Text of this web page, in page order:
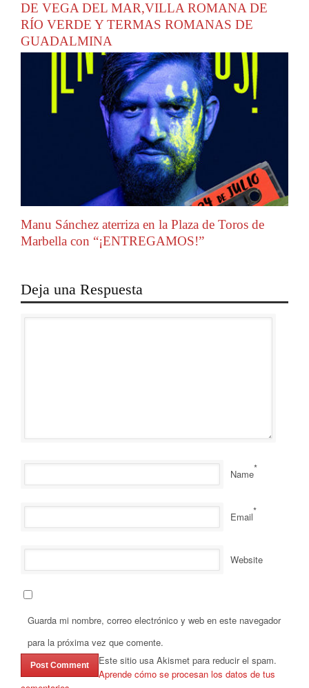
DE VEGA DEL MAR,VILLA ROMANA DE
RÍO VERDE Y TERMAS ROMANAS DE
GUADALMINA
Manu Sánchez aterriza en la Plaza de Toros de
Marbella con “¡ENTREGAMOS!”
Deja una Respuesta
Name*
Email*
Website
Guarda mi nombre, correo electrónico y web en este navegador
para la próxima vez que comente.
Este sitio usa Akismet para reducir el spam.
Aprende cómo se procesan los datos de tus